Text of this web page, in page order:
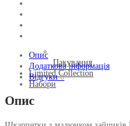
Пакування
Limited Collection
Набори
Опис
Додаткова інформація
Відгуки0
Опис